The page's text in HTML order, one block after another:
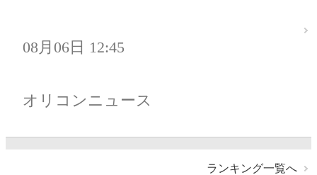
08月06日 12:45
オリコンニュース
ランキング一覧へ